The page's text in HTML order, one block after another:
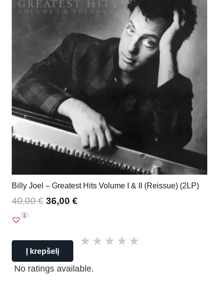
Billy Joel – Greatest Hits Volume I & II (Reissue) (2LP)
40,00€ 36,00 €
1
Į krepšelį
No ratings available.